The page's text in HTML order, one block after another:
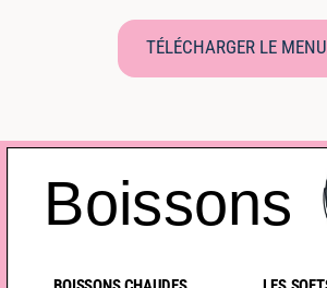
TÉLÉCHARGER LE MENU